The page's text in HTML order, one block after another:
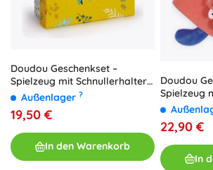
Doudou Geschenkset –
Spielzeug mit Schnullerhalter
Koala Yoca 20 cm
Außenlager ?
19,50 €
In den Warenkorb
Doudou
Spielzeug
rosa
22,90 €
In